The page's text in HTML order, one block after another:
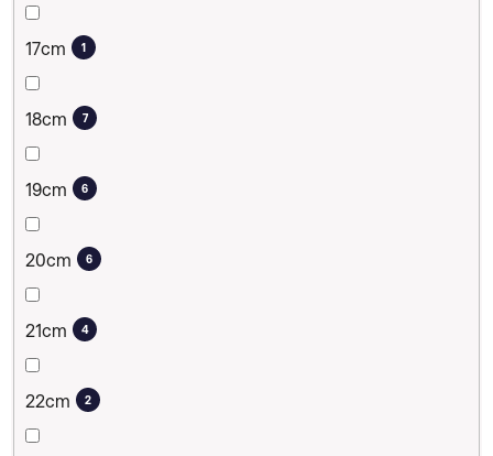
17cm 1
18cm 7
19cm 6
20cm 6
21cm 4
22cm 2